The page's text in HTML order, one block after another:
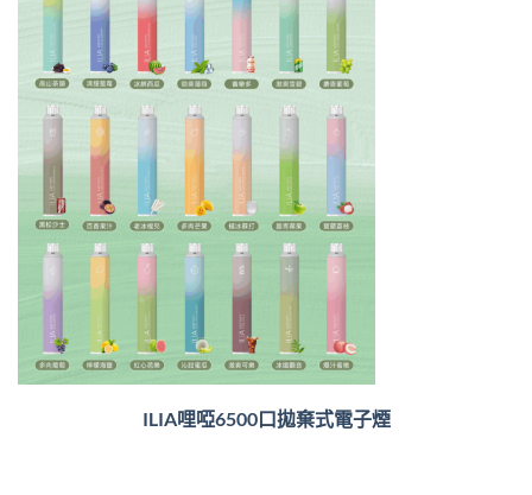
ILIA哩啞6500口拋棄式電子煙